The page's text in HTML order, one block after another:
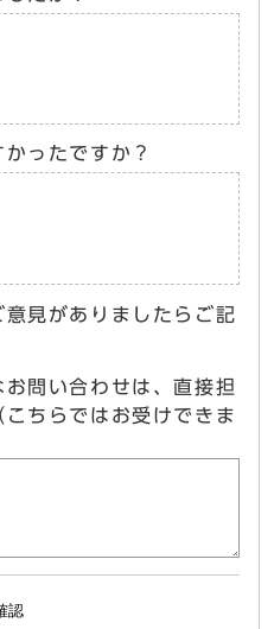
ったですか？
見がありましたらご記
お問い合わせは、直接担
ちらではお受けできま
認